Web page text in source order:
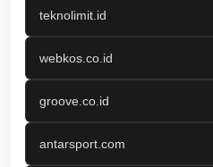
teknolimit.id
webkos.co.id
groove.co.id
antarsport.com